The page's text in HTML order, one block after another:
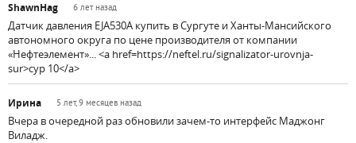
ShawnHag 6 лет назад
Датчик давления EJA530A купить в Сургуте и Ханты-Мансийского
автономного округа по цене производителя от компании
«Нефтеэлемент»... <a href=https://neftel.ru/signalizator-urovnja-
sur>сур 10</a>
Ирина 5 лет, 9 месяцев назад
Вчера в очередной раз обновили зачем-то интерфейс Маджонг
Виладж.